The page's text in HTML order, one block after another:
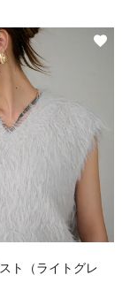
ト（ライトグレ